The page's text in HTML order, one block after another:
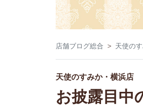
店舗ブログ総合 天使の
天使のすみか・横浜店
お披露目中